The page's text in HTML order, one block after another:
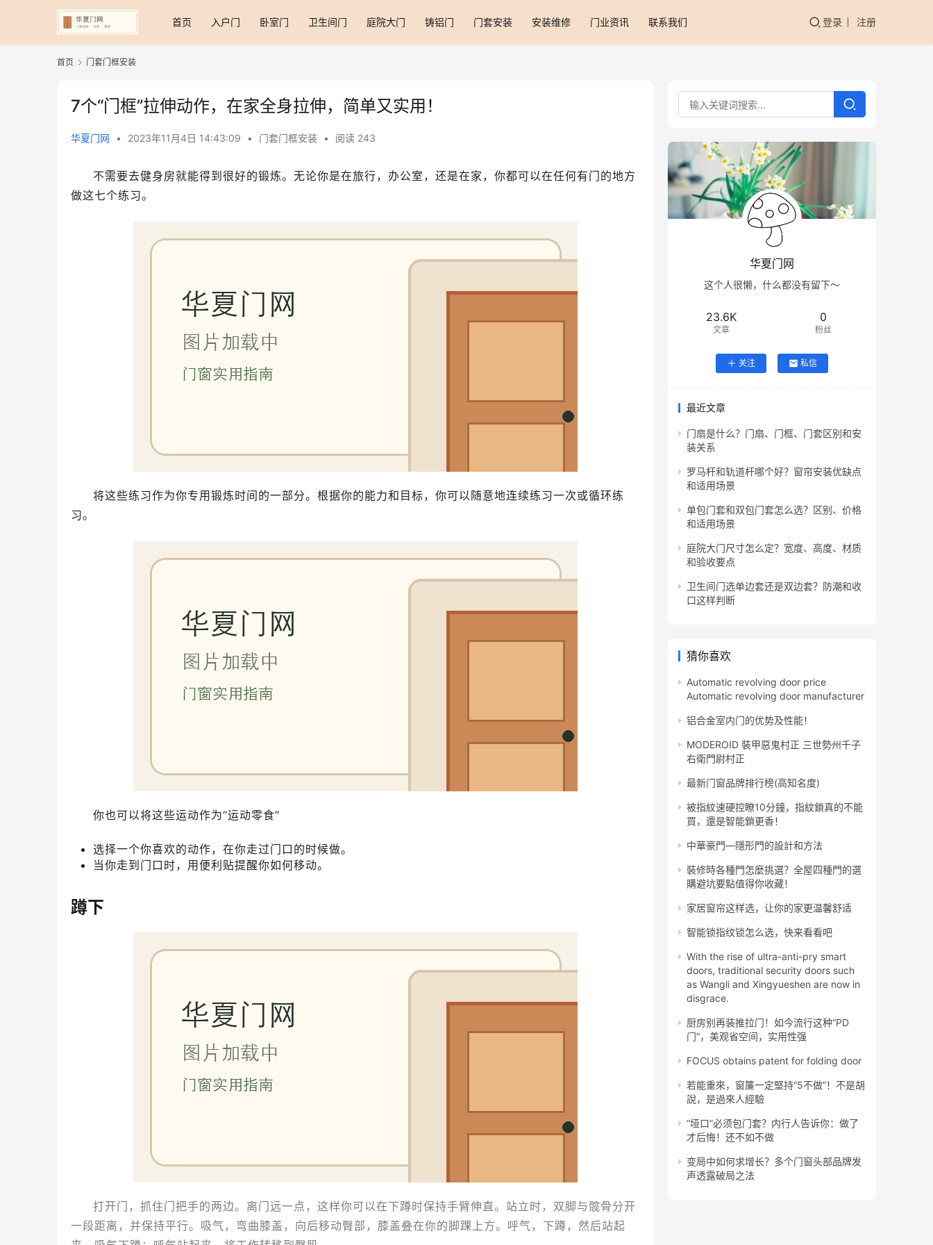
首页 入户门 卧室门 卫生间门 庭院大门 铸铝门 门套安装 安装维修 门业资讯 联系我们 登录 注册
首页 门套门框安装
7个“门框”拉伸动作，在家全身拉伸，简单又实用！
华夏门网 • 2023年11月4日 14:43:09 • 门套门框安装 • 阅读 243
不需要去健身房就能得到很好的锻炼。无论你是在旅行，办公室，还是在家，你都可以在任何有门的地方
做这七个练习。
将这些练习作为你专用锻炼时间的一部分。根据你的能力和目标，你可以随意地连续练习一次或循环练
习。
你也可以将这些运动作为“运动零食”
选择一个你喜欢的动作，在你走过门口的时候做。
当你走到门口时，用便利贴提醒你如何移动。
蹲下
打开门，抓住门把手的两边。离门远一点，这样你可以在下蹲时保持手臂伸直。站立时，双脚与髋骨分开
一段距离，并保持平行。吸气，弯曲膝盖，向后移动臀部，膝盖叠在你的脚踝上方。呼气，下蹲，然后站起
华夏门网
这个人很懒，什么都没有留下～
23.6K
文章
0
粉丝
关注 私信
最近文章
门扇是什么？门扇、门框、门套区别和安
装关系
罗马杆和轨道杆哪个好？窗帘安装优缺点
和适用场景
单包门套和双包门套怎么选？区别、价格
和适用场景
庭院大门尺寸怎么定？宽度、高度、材质
和验收要点
卫生间门选单边套还是双边套？防潮和收
口这样判断
猜你喜欢
Automatic revolving door price
Automatic revolving door manufacturer
铝合金室内门的优势及性能！
MODEROID 裝甲惡鬼村正 三世勢州千子
右衛門尉村正
最新门窗品牌排行榜(高知名度)
被指紋速硬控瞭10分鐘，指紋鎖真的不能
買，還是智能鎖更香！
中華豪門—隱形門的設計和方法
裝修時各種門怎麼挑選？全屋四種門的選
購避坑要點值得你收藏！
家居窗帘这样选，让你的家更温馨舒适
智能锁指纹锁怎么选，快来看看吧
With the rise of ultra-anti-pry smart
doors, traditional security doors such
as Wangli and Xingyueshen are now in
disgrace.
厨房别再装推拉门！如今流行这种“PD
门”，美观省空间，实用性强
FOCUS obtains patent for folding door
若能重來，窗簾一定堅持“5不做”！不是胡
說，是過來人經驗
“垭口”必须包门套？内行人告诉你：做了
才后悔！还不如不做
变局中如何求增长？多个门窗头部品牌发
声透露破局之法